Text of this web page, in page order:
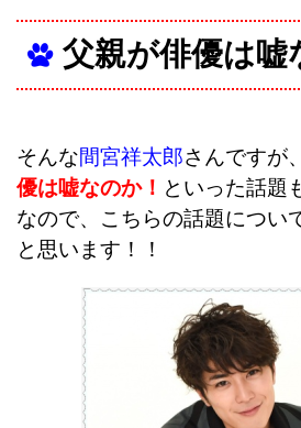
父親が俳優は嘘
そんな間宮祥太郎さんですが
優は嘘なのか！ といった話題
なので、こちらの話題につい
と思います！！